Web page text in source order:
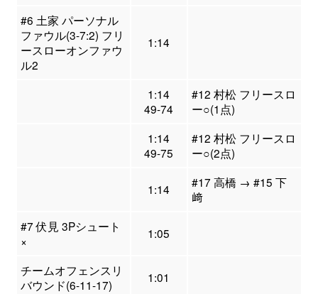
#6 土家 パーソナル
ファウル(3-7:2) フリ
ースローオンファウ
ル2
1:14
1:14
49-74
#12 村松 フリースロ
ー○(1点)
1:14
49-75
#12 村松 フリースロ
ー○(2点)
1:14
#17 高橋 → #15 下
﨑
#7 伏見 3Pシュート
×
1:05
チームオフェンスリ
バウンド(6-11-17)
1:01